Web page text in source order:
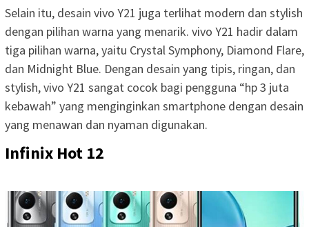
Selain itu, desain vivo Y21 juga terlihat modern dan stylish
dengan pilihan warna yang menarik. vivo Y21 hadir dalam
tiga pilihan warna, yaitu Crystal Symphony, Diamond Flare,
dan Midnight Blue. Dengan desain yang tipis, ringan, dan
stylish, vivo Y21 sangat cocok bagi pengguna “hp 3 juta
kebawah” yang menginginkan smartphone dengan desain
yang menawan dan nyaman digunakan.
Infinix Hot 12